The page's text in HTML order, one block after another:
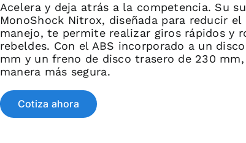
Acelera y deja atrás a la competencia. Su
MonoShock Nitrox, diseñada para reducir
manejo, te permite realizar giros rápidos y
rebeldes. Con el ABS incorporado a un
mm y un freno de disco trasero de 230
manera más segura.
Cotiza ahora